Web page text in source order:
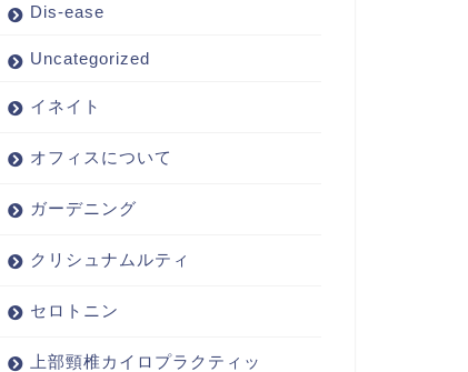
Dis-ease
Uncategorized
イネイト
オフィスについて
ガーデニング
クリシュナムルティ
セロトニン
上部頸椎カイロプラクティッ